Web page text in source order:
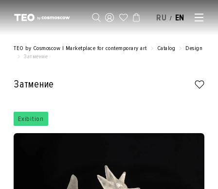
RU / EN
TEO by Cosmoscow | Marketplace for contemporary art Catalog
Design
Затмение
Затмение
Exibition